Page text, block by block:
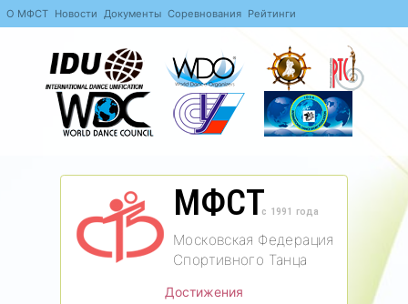
О МФСТ Новости Документы Соревнования Рейтинги
МФСТc 1991 года
Московская Федерация
Спортивного Танца
Достижения